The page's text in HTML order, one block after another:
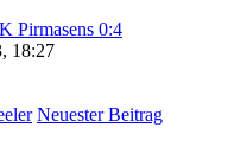
Pirmasens 0:4
18:27
Neuester Beitrag